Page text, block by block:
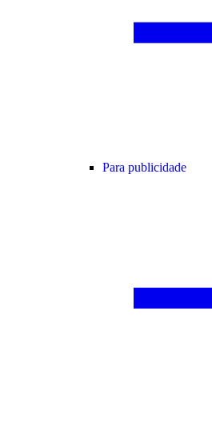
Para publicidade